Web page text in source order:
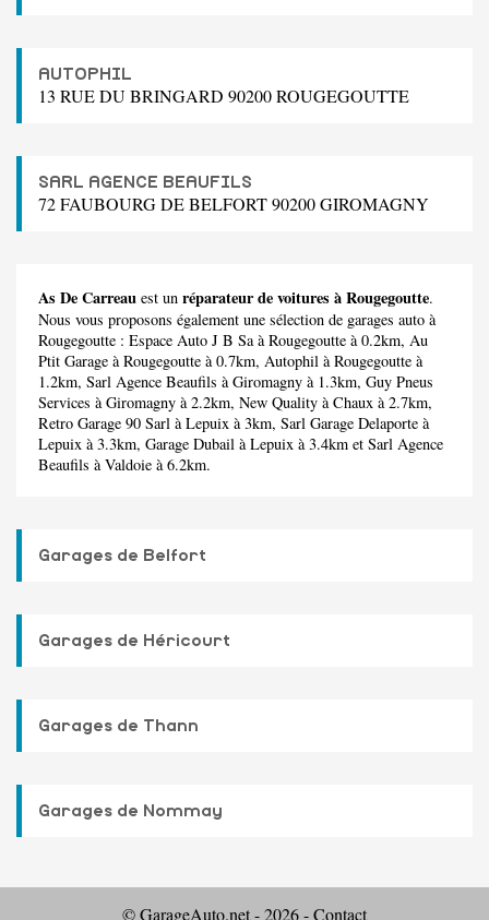
AUTOPHIL
13 RUE DU BRINGARD 90200 ROUGEGOUTTE
SARL AGENCE BEAUFILS
72 FAUBOURG DE BELFORT 90200 GIROMAGNY
As De Carreau est un réparateur de voitures à Rougegoutte.
Nous vous proposons également une sélection de garages auto à
Rougegoutte : Espace Auto J B Saà Rougegoutte à 0.2km, Au
Ptit Garage à Rougegoutte à 0.7km, Autophil à Rougegoutte à
1.2km, Sarl Agence Beaufils à Giromagny à 1.3km, Guy Pneus
Services à Giromagny à 2.2km, New Quality à Chaux à 2.7km,
Retro Garage 90 Sarl à Lepuix à 3km, Sarl Garage Delaporte à
Lepuix à 3.3km, Garage Dubail à Lepuix à 3.4km et Sarl Agence
Beaufils à Valdoie à 6.2km.
Garages de Belfort
Garages de Héricourt
Garages de Thann
Garages de Nommay
© GarageAuto.net - 2026 -Contact